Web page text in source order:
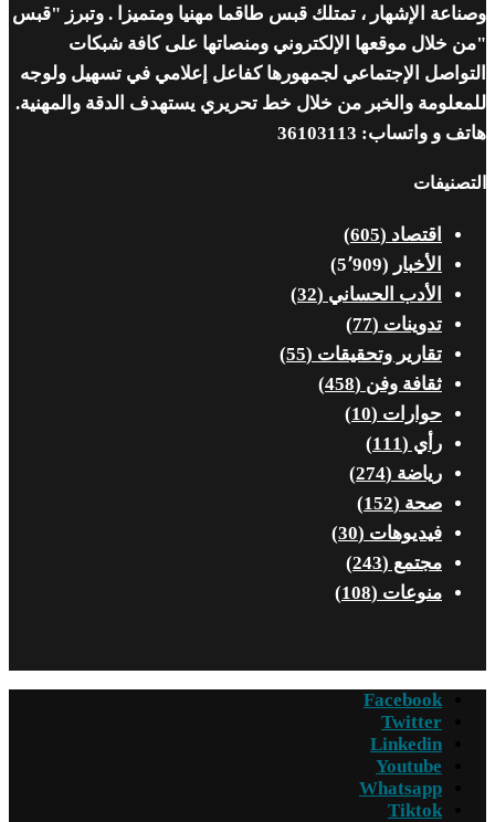
الإشهار ، تمتلك قبس طاقما مهنيا ومتميزا . وتبرز "قبس
خلال موقعها الإلكتروني ومنصاتها على كافة شبكات
الإجتماعي لجمهورها كفاعل إعلامي في تسهيل ولوجه
والخبر من خلال خط تحريري يستهدف الدقة والمهنية.
و واتساب: 36103113
اقتصاد(605)
الأخبار(5٬909)
الأدب الحساني(32)
تدوينات(77)
تقارير وتحقيقات(55)
ثقافة وفن(458)
حوارات
رأي
رياضة(274)
صحة(152)
فيديوهات(30)
مجتمع(243)
منوعات(108)
Facebook
Twitter
Linkedin
Youtube
Whatsapp
Tiktok